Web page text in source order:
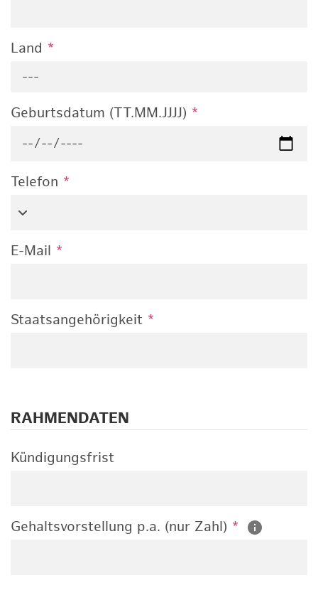
Land *
---
Geburtsdatum (TT.MM.JJJJ) *
Telefon *
E-Mail *
Staatsangehörigkeit *
RAHMENDATEN
Kündigungsfrist
Gehaltsvorstellung p.a. (nur Zahl) *